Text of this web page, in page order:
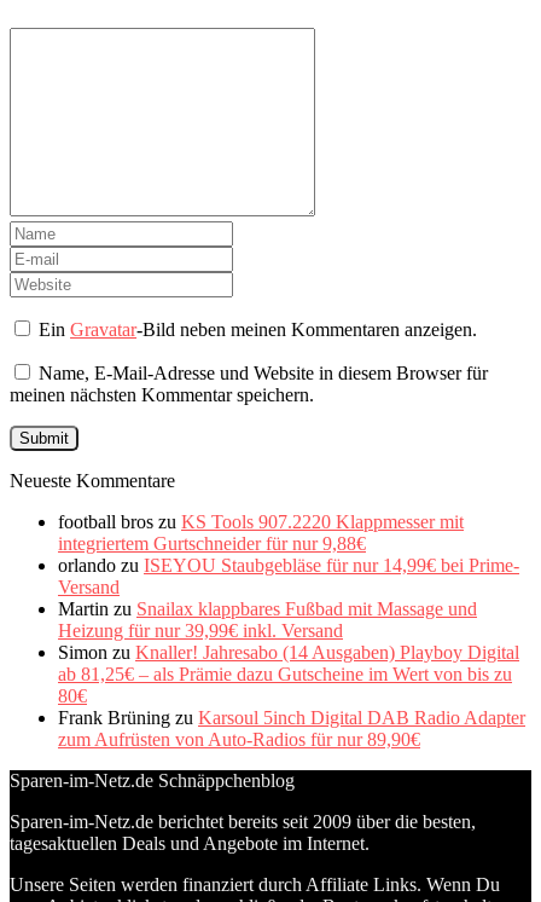
EinGravatar-Bild neben meinen Kommentaren anzeigen.
Name, E-Mail-Adresse und Website in diesem Browser für
meinen nächsten Kommentar speichern.
Neueste Kommentare
football bros zu KS Tools 907.2220 Klappmesser mit
integriertem Gurtschneider für nur 9,88€
orlando zu ISEYOU Staubgebläse für nur 14,99€ bei Prime-
Versand
Martin zu Snailax klappbares Fußbad mit Massage und
Heizung für nur 39,99€ inkl. Versand
Simon zu Knaller! Jahresabo (14 Ausgaben) Playboy Digital
ab 81,25€ – als Prämie dazu Gutscheine im Wert von bis zu
80€
Frank Brüning zu Karsoul 5inch Digital DAB Radio Adapter
zum Aufrüsten von Auto-Radios für nur 89,90€
Sparen-im-Netz.de Schnäppchenblog
Sparen-im-Netz.de berichtet bereits seit 2009 über die besten,
tagesaktuellen Deals und Angebote im Internet.
Unsere Seiten werden finanziert durch Affiliate Links. Wenn Du